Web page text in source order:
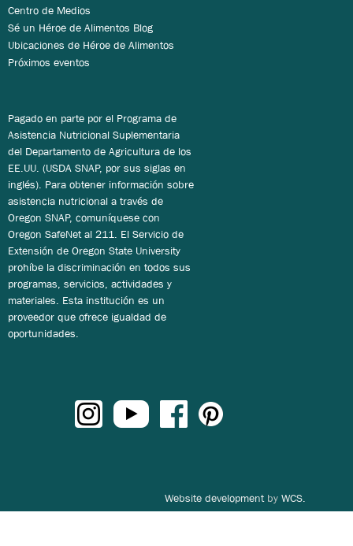
Centro de Medios
Sé un Héroe de Alimentos Blog
Ubicaciones de Héroe de Alimentos
Próximos eventos
Pagado en parte por el Programa de
Asistencia Nutricional Suplementaria
del Departamento de Agricultura de los
EE.UU. (USDA SNAP, por sus siglas en
inglés). Para obtener información sobre
asistencia nutricional a través de
Oregon SNAP, comuníquese con
Oregon SafeNet al 211. El Servicio de
Extensión de Oregon State University
prohíbe la discriminación en todos sus
programas, servicios, actividades y
materiales. Esta institución es un
proveedor que ofrece igualdad de
oportunidades.
Website developmentby WCS.